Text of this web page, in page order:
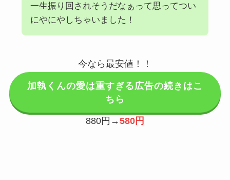
一生振り回されそうだなぁって思ってつい
にやにやしちゃいました！
今なら最安値！！
加執くんの愛は重すぎる広告の続きはこ
ちら
880円→580円